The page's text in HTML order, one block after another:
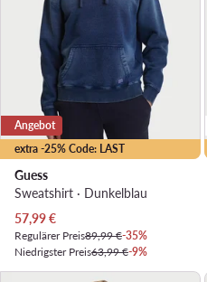
extra -25% Code: LAST
Angebot
Guess
Sweatshirt · Dunkelblau
Aktueller Preis
57,99€
Regulärer Preis89,99 €-35%
Niedrigster Preis63,99 €-9%